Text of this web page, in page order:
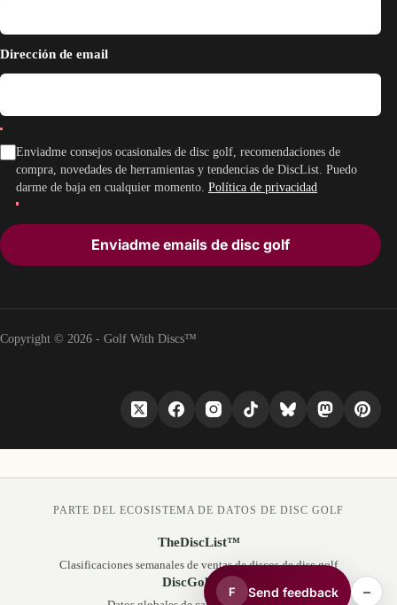
Dirección de email
Enviadme consejos ocasionales de disc golf, recomendaciones de
compra, novedades de herramientas y tendencias de DiscList. Puedo
darme de baja en cualquier momento. Política de privacidad
Enviadme emails de disc golf
Copyright © 2026 - Golf With Discs™
F Send feedback –
PARTE DEL ECOSISTEMA DE DATOS DE DISC GOLF
TheDiscList™
Clasificaciones semanales de ventas de discos de disc golf
DiscGolfAPI